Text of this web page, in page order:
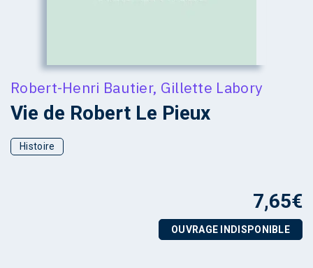
Robert-Henri Bautier, Gillette Labory
Vie de Robert Le Pieux
Histoire
7,65€
OUVRAGE INDISPONIBLE